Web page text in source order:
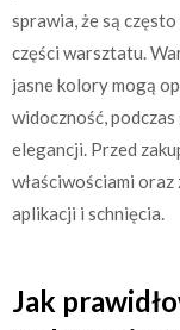
sprawia, że są
części warsztatu.
jasne kolory mogą
widoczność,
elegancji. Przed
właściwościami
aplikacji i schnięcia.
Jak